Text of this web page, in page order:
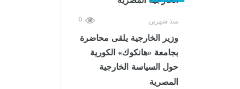
منذ شهرين 0
وزير الخارجية يلقى محاضرة
بجامعة «هانكوك» الكورية
حول السياسة الخارجية
المصرية